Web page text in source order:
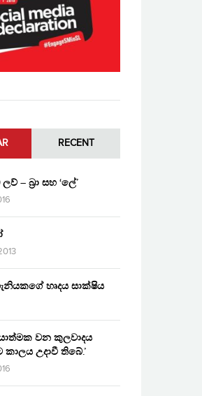
RECENT
– බ්‍රා සහ ‘ලේ’
හෘදය සාක්ෂිය
වන කුලවාදය
උදාවී තිබේ.’